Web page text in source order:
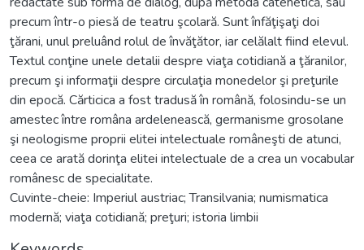
precum într-o piesă de teatru şcolară. Sunt înfăţişaţi doi
ţărani, unul preluând rolul de învăţător, iar celălalt fiind elevul.
Textul conţine unele detalii despre viaţa cotidiană a ţăranilor,
precum şi informaţii despre circulaţia monedelor şi preţurile
din epocă. Cărticica a fost tradusă în română, folosindu-se un
amestec între româna ardelenească, germanisme grosolane
şi neologisme proprii elitei intelectuale româneşti de atunci,
ceea ce arată dorinţa elitei intelectuale de a crea un vocabular
românesc de specialitate.
Cuvinte-cheie: Imperiul austriac; Transilvania; numismatica
modernă; viaţa cotidiană; preţuri; istoria limbii